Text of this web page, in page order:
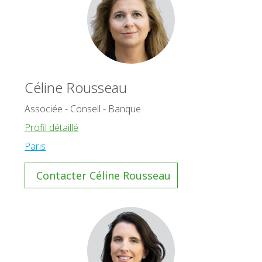
Céline Rousseau
Associée - Conseil - Banque
Profil détaillé
Paris
Contacter Céline Rousseau